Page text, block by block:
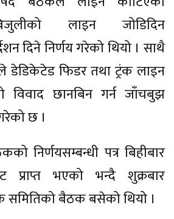
लाइन जोडिदिन
दिने निर्णय गरेको थियो । साथै
डेडिकेटेड फिडर तथा ट्रंक लाइन
विवाद छानबिन गर्न जाँचबुझ
छ ।
निर्णयसम्बन्धी पत्र बिहीबार
प्राप्त भएको भन्दै शुक्रबार
समितिको बैठक बसेको थियो ।